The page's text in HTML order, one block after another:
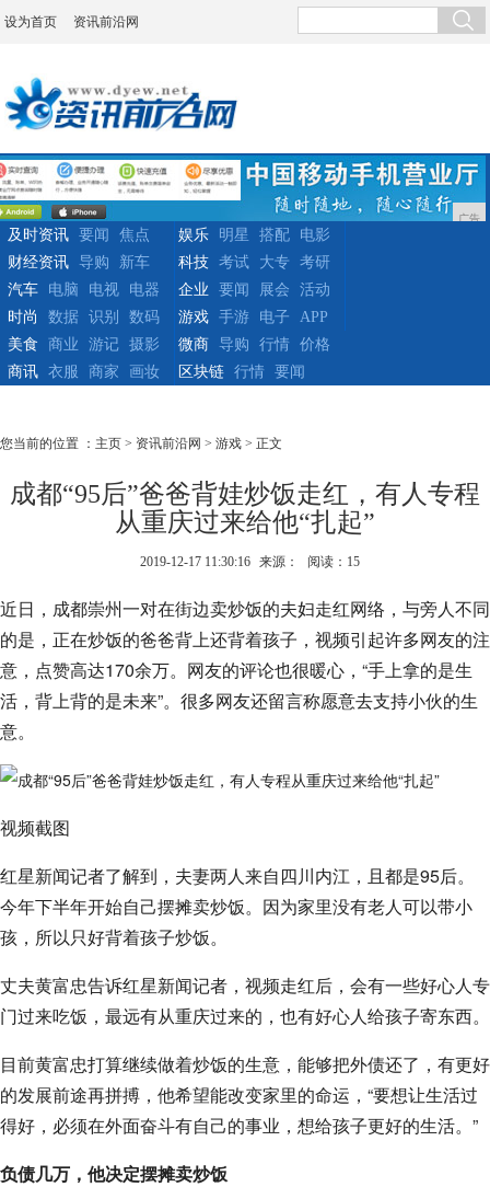
设为首页 资讯前沿网
广告
及时资讯 要闻
焦点
财经资讯
导购 新车
娱乐 明星 搭配
电影
科技
考试 大专
考研
汽车
电脑 电视
电器
时尚
数据 识别 数码
企业 要闻 展会
活动
游戏
手游 电子
APP
美食
商业 游记
摄影
商讯
衣服 商家 画妆
微商 导购 行情
价格
区块链
行情 要闻
您当前的位置 ： 主页 > 资讯前沿网 > 游戏 > 正文
成都“95后”爸爸背娃炒饭走红，有人专程
从重庆过来给他“扎起”
2019-12-17 11:30:16 来源： 阅读：15
近日，成都崇州一对在街边卖炒饭的夫妇走红网络，与旁人不同
的是，正在炒饭的爸爸背上还背着孩子，视频引起许多网友的注
意，点赞高达170余万。网友的评论也很暖心，“手上拿的是生
活，背上背的是未来”。很多网友还留言称愿意去支持小伙的生
意。
视频截图
红星新闻记者了解到，夫妻两人来自四川内江，且都是95后。
今年下半年开始自己摆摊卖炒饭。因为家里没有老人可以带小
孩，所以只好背着孩子炒饭。
丈夫黄富忠告诉红星新闻记者，视频走红后，会有一些好心人专
门过来吃饭，最远有从重庆过来的，也有好心人给孩子寄东西。
目前黄富忠打算继续做着炒饭的生意，能够把外债还了，有更好
的发展前途再拼搏，他希望能改变家里的命运，“要想让生活过
得好，必须在外面奋斗有自己的事业，想给孩子更好的生活。”
负债几万，他决定摆摊卖炒饭